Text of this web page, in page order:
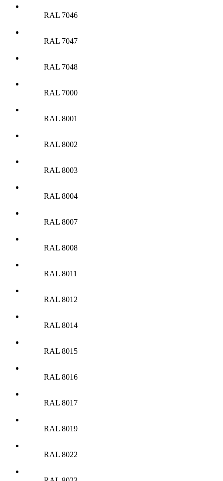
RAL 7046
RAL 7047
RAL 7048
RAL 7000
RAL 8001
RAL 8002
RAL 8003
RAL 8004
RAL 8007
RAL 8008
RAL 8011
RAL 8012
RAL 8014
RAL 8015
RAL 8016
RAL 8017
RAL 8019
RAL 8022